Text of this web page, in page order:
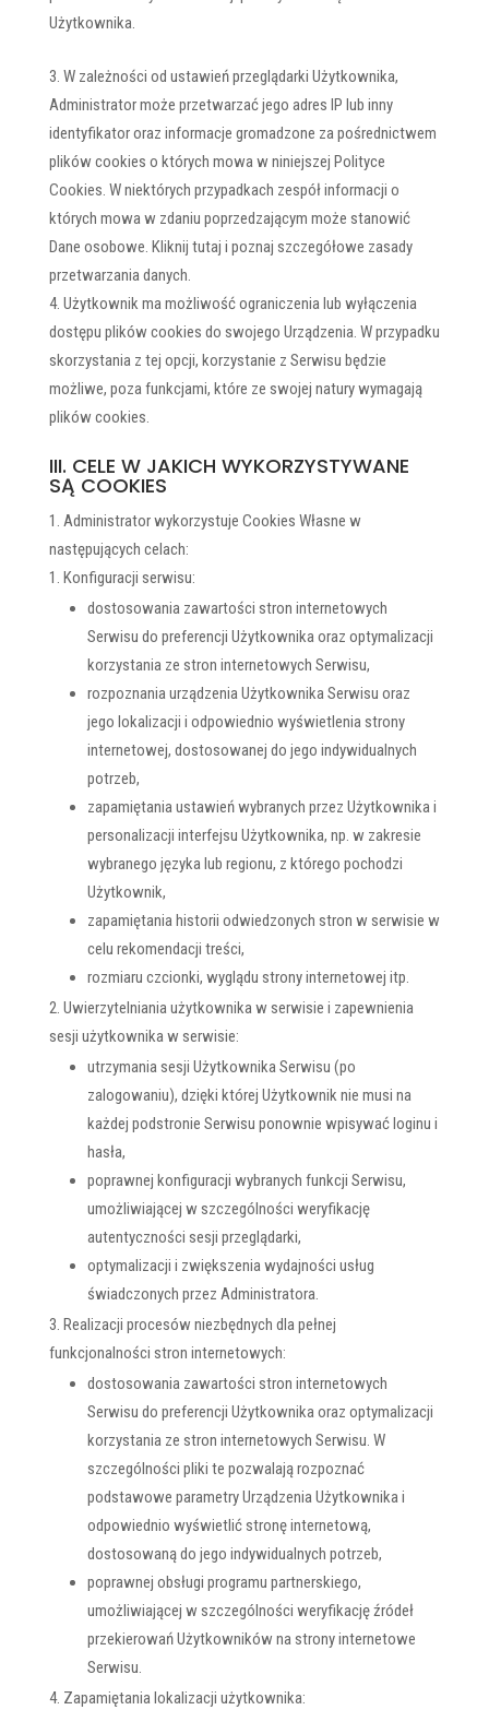
Użytkownika.
W zależności od ustawień przeglądarki Użytkownika,
Administrator może przetwarzać jego adres IP lub inny
identyfikator oraz informacje gromadzone za pośrednictwem
plików cookies o których mowa w niniejszej Polityce
Cookies. W niektórych przypadkach zespół informacji o
których mowa w zdaniu poprzedzającym może stanowić
Dane osobowe. Kliknij tutaj i poznaj szczegółowe zasady
przetwarzania danych.
Użytkownik ma możliwość ograniczenia lub wyłączenia
dostępu plików cookies do swojego Urządzenia. W przypadku
skorzystania z tej opcji, korzystanie z Serwisu będzie
możliwe, poza funkcjami, które ze swojej natury wymagają
plików cookies.
III. CELE W JAKICH WYKORZYSTYWANE
SĄ COOKIES
Administrator wykorzystuje Cookies Własne w
następujących celach:
Konfiguracji serwisu:
dostosowania zawartości stron internetowych
Serwisu do preferencji Użytkownika oraz optymalizacji
korzystania ze stron internetowych Serwisu,
rozpoznania urządzenia Użytkownika Serwisu oraz
jego lokalizacji i odpowiednio wyświetlenia strony
internetowej, dostosowanej do jego indywidualnych
potrzeb,
zapamiętania ustawień wybranych przez Użytkownika i
personalizacji interfejsu Użytkownika, np. w zakresie
wybranego języka lub regionu, z którego pochodzi
Użytkownik,
zapamiętania historii odwiedzonych stron w serwisie w
celu rekomendacji treści,
rozmiaru czcionki, wyglądu strony internetowej itp.
Uwierzytelniania użytkownika w serwisie i zapewnienia
sesji użytkownika w serwisie:
utrzymania sesji Użytkownika Serwisu (po
zalogowaniu), dzięki której Użytkownik nie musi na
każdej podstronie Serwisu ponownie wpisywać loginu i
hasła,
poprawnej konfiguracji wybranych funkcji Serwisu,
umożliwiającej w szczególności weryfikację
autentyczności sesji przeglądarki,
optymalizacji i zwiększenia wydajności usług
świadczonych przez Administratora.
Realizacji procesów niezbędnych dla pełnej
funkcjonalności stron internetowych:
dostosowania zawartości stron internetowych
Serwisu do preferencji Użytkownika oraz optymalizacji
korzystania ze stron internetowych Serwisu. W
szczególności pliki te pozwalają rozpoznać
podstawowe parametry Urządzenia Użytkownika i
odpowiednio wyświetlić stronę internetową,
dostosowaną do jego indywidualnych potrzeb,
poprawnej obsługi programu partnerskiego,
umożliwiającej w szczególności weryfikację źródeł
przekierowań Użytkowników na strony internetowe
Serwisu.
Zapamiętania lokalizacji użytkownika: